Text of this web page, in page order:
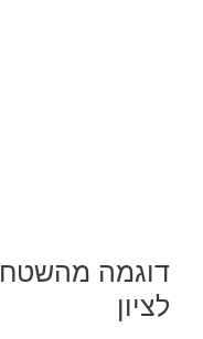
דוגמה מהשטח
לציון